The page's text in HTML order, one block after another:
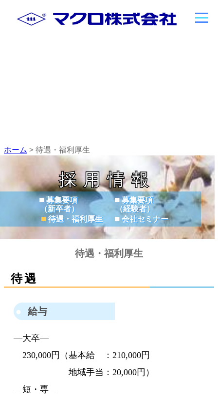
ホーム > 待遇・福利厚生
採用情報
■ 募集要項
（新卒者）
■ 募集要項
（経験者）
■ 待遇・福利厚生 ■ 会社セミナー
待遇・福利厚生
待遇
給与
―大卒―
230,000円（基本給 ：210,000円
地域手当：20,000円）
―短・専―